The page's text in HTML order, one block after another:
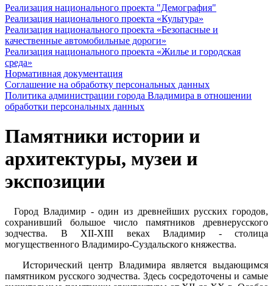
Реализация национального проекта "Демография"
Реализация национального проекта «Культура»
Реализация национального проекта «Безопасные и
качественные автомобильные дороги»
Реализация национального проекта «Жилье и городская
среда»
Нормативная документация
Соглашение на обработку персональных данных
Политика администрации города Владимира в отношении
обработки персональных данных
Памятники истории и
архитектуры, музеи и
экспозиции
Город Владимир - один из древнейших русских городов,
сохранивший большое число памятников древнерусского
зодчества. В XII-XIII веках Владимир - столица
могущественного Владимиро-Суздальского княжества.
Исторический центр Владимира является выдающимся
памятником русского зодчества. Здесь сосредоточены и самые